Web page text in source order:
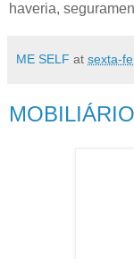
haveria,
ME SELF at sexta-